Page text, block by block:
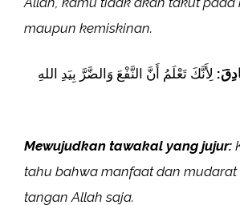
maupun kemiskinan.
لِأَنَّكَ تَعْلَمُ أَنَّ النَّفْعَ وَالضَّرَّ بِيَدِ اللهِ
Mewujudkan tawakal yang jujur:
tahu bahwa manfaat dan mudarat
tangan Allah saja.